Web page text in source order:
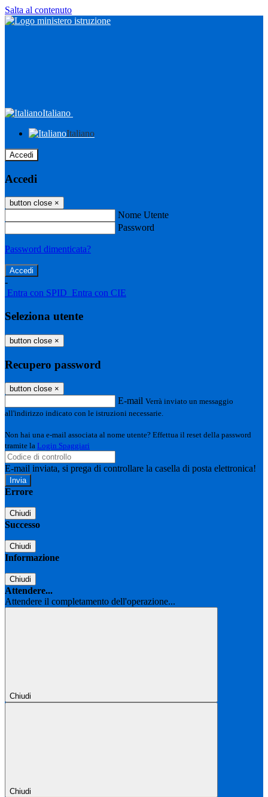
Salta al contenuto
Italiano
Italiano
Accedi
Accedi
button close ×
Nome Utente
Password
Password dimenticata?
-
Entra con SPID Entra con CIE
Seleziona utente
button close ×
Recupero password
button close ×
E-mail Verrà inviato un messaggio
all'indirizzo indicato con le istruzioni necessarie.
Non hai una e-mail associata al nome utente? Effettua il reset della password
tramite la Login Spaggiari
E-mail inviata, si prega di controllare la casella di posta elettronica!
Errore
Chiudi
Successo
Chiudi
Informazione
Chiudi
Attendere...
Attendere il completamento dell'operazione...
Chiudi
Chiudi